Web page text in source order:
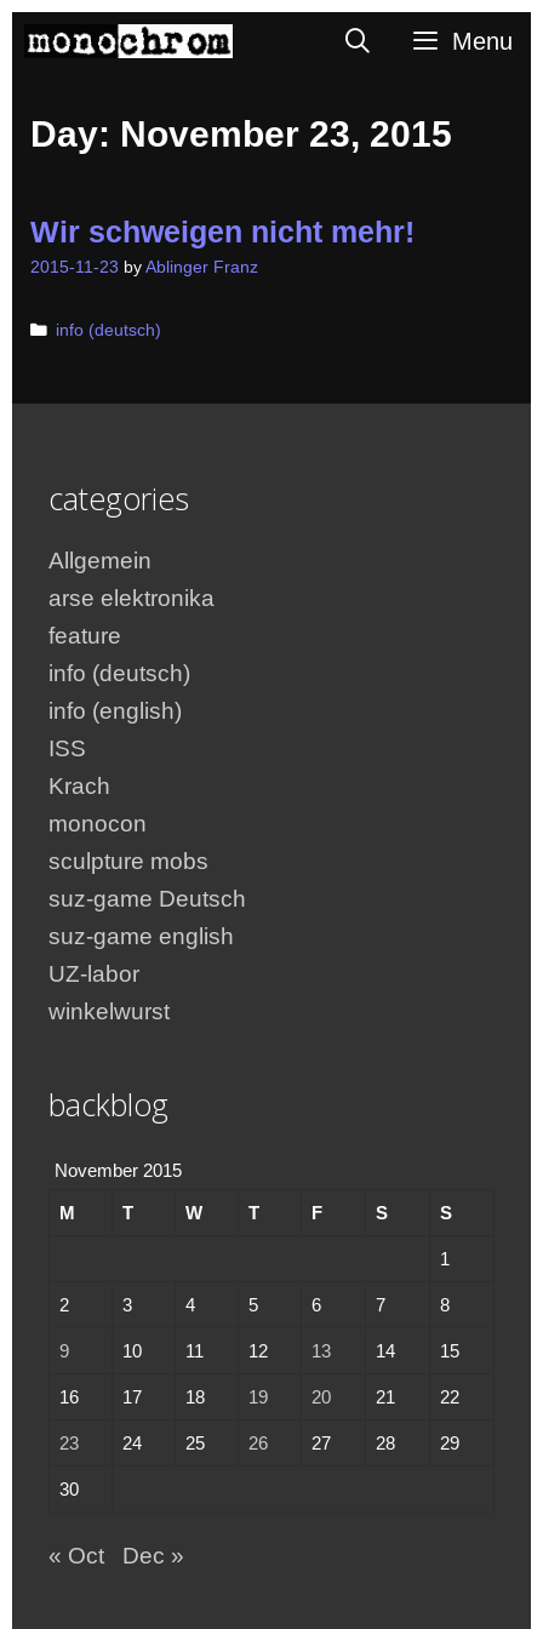
SearchMenu
Day: November 23, 2015
Wir schweigen nicht mehr!
2015-11-23 by Ablinger Franz
Categories
info (deutsch)
categories
Allgemein
arse elektronika
feature
info (deutsch)
info (english)
ISS
Krach
monocon
sculpture mobs
suz-game Deutsch
suz-game english
UZ-labor
winkelwurst
backblog
November 2015
M T W T F S S
1
2 3 4 5 6 7 8
9 10 11 12 13 14 15
16 17 18 19 20 21 22
23 24 25 26 27 28 29
30
« Oct Dec »